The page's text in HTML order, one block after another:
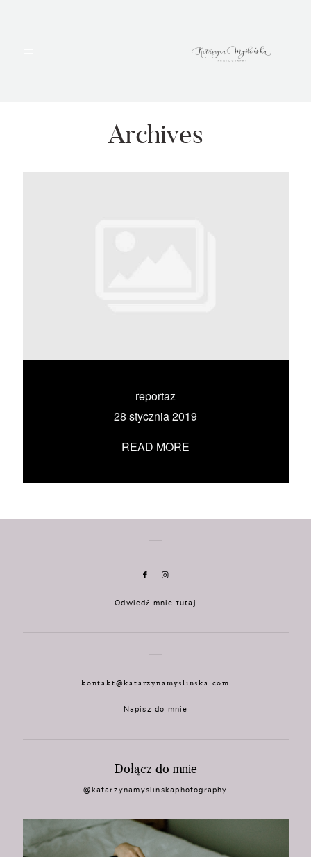
Archives
reportaz
28 stycznia 2019
READ MORE
PORTFOLIO
UMÓW SIĘ ZE MNĄ →
Odwiedź mnie tutaj
kontakt@katarzynamyslinska.com
Napisz do mnie
Dołącz do mnie
@katarzynamyslinskaphotography